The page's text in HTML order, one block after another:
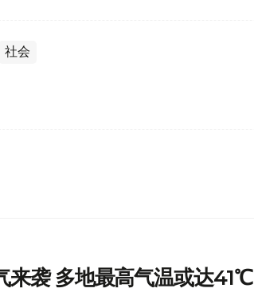
社会
来袭 多地最高气温或达41℃